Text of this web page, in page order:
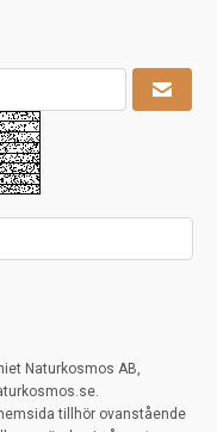
Naturkosmos AB,
tillhör ovanstående